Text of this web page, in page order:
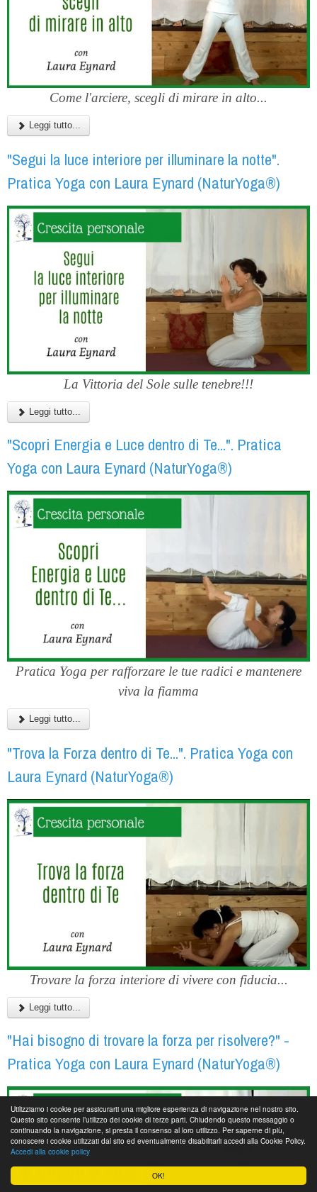
OK!
Utilizziamo i cookie per assicurarti una migliore esperienza di navigazione nel nostro sito.
Questo sito consente l’utilizzo dei cookie di terze parti. Chiudendo questo messaggio o
continuando la navigazione, si presta il consenso al loro utilizzo. Per saperne di più,
conoscere i cookie utilizzati dal sito ed eventualmente disabilitarli accedi alla Cookie Policy.
Accedi alla cookie policy
Come l'arciere, scegli di mirare in alto...
Leggi tutto...
"Segui la luce interiore per illuminare la notte".
Pratica Yoga con Laura Eynard (NaturYoga®)
La Vittoria del Sole sulle tenebre!!!
Leggi tutto...
"Scopri Energia e Luce dentro di Te...". Pratica
Yoga con Laura Eynard (NaturYoga®)
Pratica Yoga per rafforzare le tue radici e mantenere
viva la fiamma
Leggi tutto...
"Trova la Forza dentro di Te...". Pratica Yoga con
Laura Eynard (NaturYoga®)
Trovare la forza interiore di vivere con fiducia...
Leggi tutto...
"Hai bisogno di trovare la forza per risolvere?" -
Pratica Yoga con Laura Eynard (NaturYoga®)